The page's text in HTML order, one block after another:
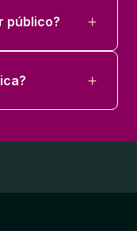
público?